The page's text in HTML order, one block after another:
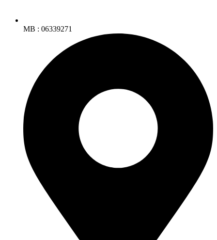
MB : 06339271